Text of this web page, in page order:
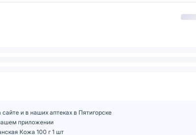
и в наших аптеках в Пятигорске
приложении
Кожа 100 г 1 шт